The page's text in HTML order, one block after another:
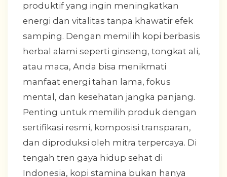
produktif yang ingin meningkatkan
energi dan vitalitas tanpa khawatir efek
samping. Dengan memilih kopi berbasis
herbal alami seperti ginseng, tongkat ali,
atau maca, Anda bisa menikmati
manfaat energi tahan lama, fokus
mental, dan kesehatan jangka panjang.
Penting untuk memilih produk dengan
sertifikasi resmi, komposisi transparan,
dan diproduksi oleh mitra terpercaya. Di
tengah tren gaya hidup sehat di
Indonesia, kopi stamina bukan hanya